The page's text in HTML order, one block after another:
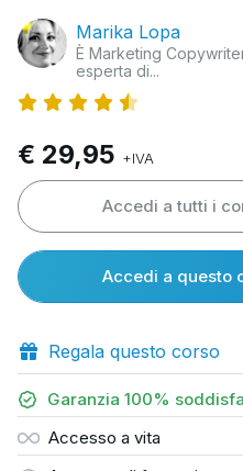
Marika Lopa
È Marketing
esperta di...
€ 29,95 +IVA
Accedi a tutti i
Accedi a questo
Regala questo corso
Garanzia 100%
Accesso a vita